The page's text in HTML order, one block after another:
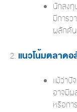
นักลงทุ
มีการว
ผลักดัน
แนวโน้มตลาด
แม้ว่าปั
อาจมีผ
หรือกา